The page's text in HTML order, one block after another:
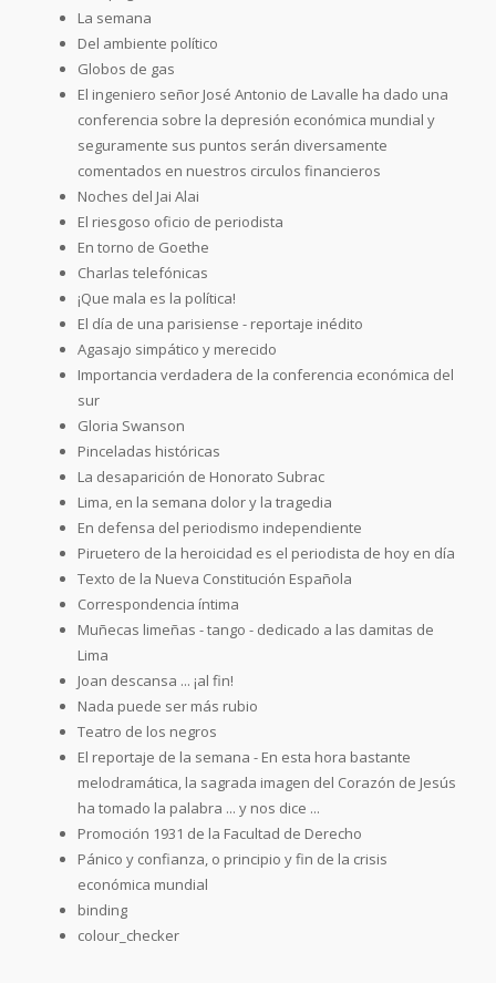
La semana
Del ambiente político
Globos de gas
El ingeniero señor José Antonio de Lavalle ha dado una
conferencia sobre la depresión económica mundial y
seguramente sus puntos serán diversamente
comentados en nuestros circulos financieros
Noches del Jai Alai
El riesgoso oficio de periodista
En torno de Goethe
Charlas telefónicas
¡Que mala es la política!
El día de una parisiense - reportaje inédito
Agasajo simpático y merecido
Importancia verdadera de la conferencia económica del
sur
Gloria Swanson
Pinceladas históricas
La desaparición de Honorato Subrac
Lima, en la semana dolor y la tragedia
En defensa del periodismo independiente
Piruetero de la heroicidad es el periodista de hoy en día
Texto de la Nueva Constitución Española
Correspondencia íntima
Muñecas limeñas - tango - dedicado a las damitas de
Lima
Joan descansa ... ¡al fin!
Nada puede ser más rubio
Teatro de los negros
El reportaje de la semana - En esta hora bastante
melodramática, la sagrada imagen del Corazón de Jesús
ha tomado la palabra ... y nos dice ...
Promoción 1931 de la Facultad de Derecho
Pánico y confianza, o principio y fin de la crisis
económica mundial
binding
colour_checker